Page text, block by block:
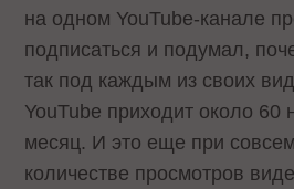
на одном YouTube-канале
подписаться и подумал,
так под каждым из своих
YouTube приходит около 60
месяц. И это еще при
количестве просмотров